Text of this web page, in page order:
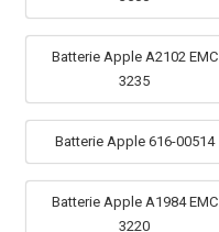
Batterie Apple A2102 EMC
3235
Batterie Apple 616-00514
Batterie Apple A1984 EMC
3220